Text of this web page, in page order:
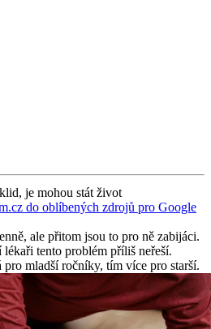
je mohou stát život
do oblíbených zdrojů pro Google
ale přitom jsou to pro ně zabijáci.
tento problém příliš neřeší.
mladší ročníky, tím více pro starší.